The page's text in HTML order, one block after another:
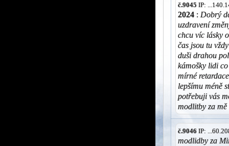
č.9045 IP:
2024 : Dobrý
uzdravení
chcu víc lásky
čas jsou tu
duši drahou
kámošky lidi
mírné
lepšímu méně
potřebuji vás
modlitby za
č.9046 IP:
modlidby za